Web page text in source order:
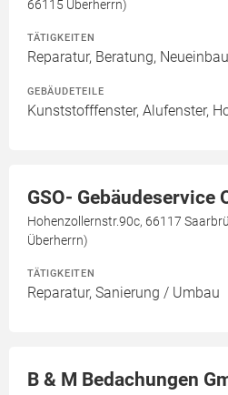
66115 Überherrn)
TÄTIGKEITEN
Reparatur, Beratung,
GEBÄUDETEILE
Kunststofffenster, Alufenster,
GSO- Gebäudeservice
Hohenzollernstr.90c, 66117
Überherrn)
TÄTIGKEITEN
Reparatur, Sanierung / Umbau
B & M Bedachungen